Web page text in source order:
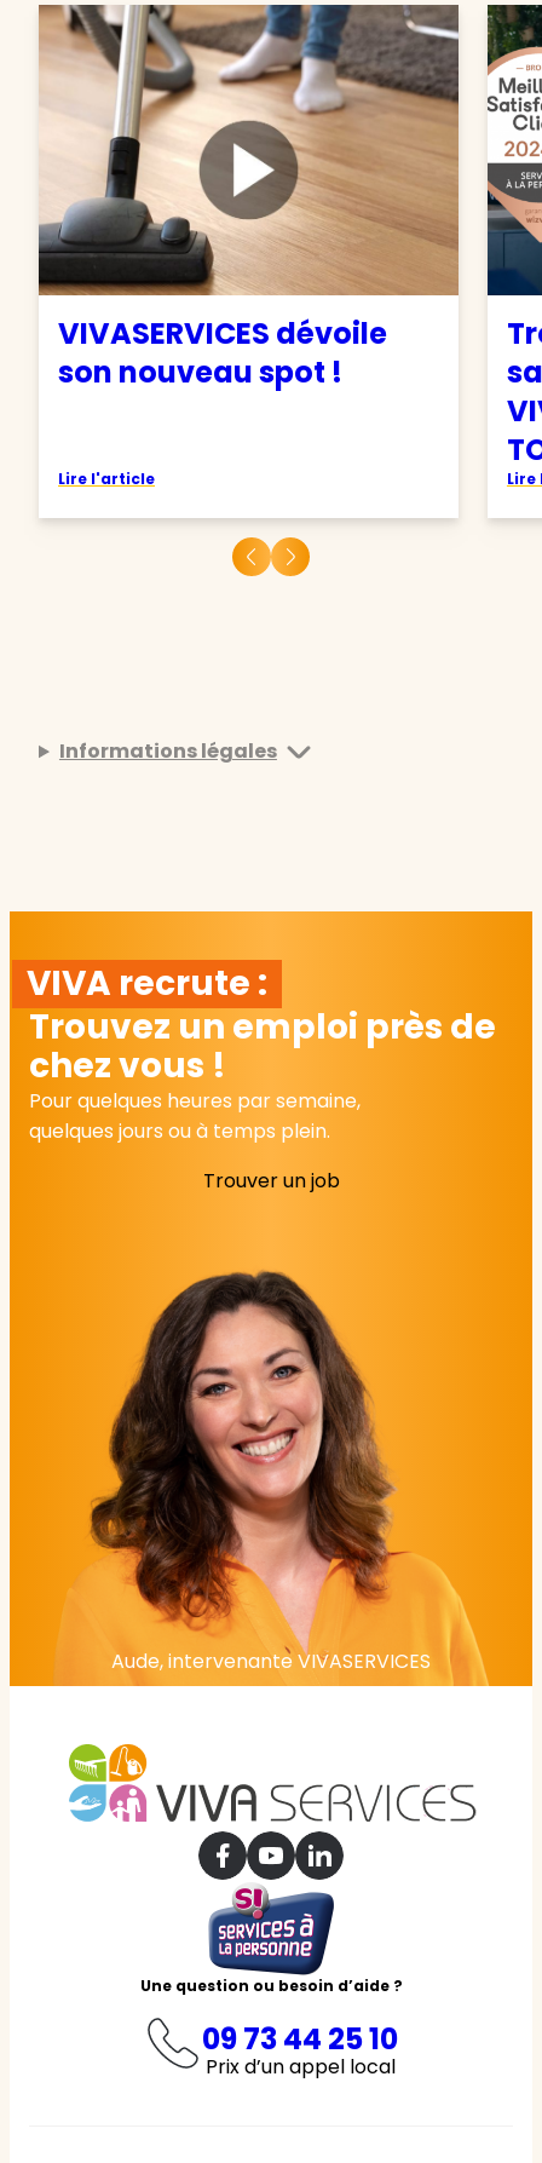
VIVASERVICES dévoile
son nouveau spot !
Lire l'article
Informations légales
VIVA recrute :
Trouvez un emploi près de
chez vous !
Pour quelques heures par semaine,
quelques jours ou à temps plein.
Trouver un job
Aude, intervenante VIVASERVICES
Une question ou besoin d’aide ?
09 73 44 25 10
Prix d’un appel local